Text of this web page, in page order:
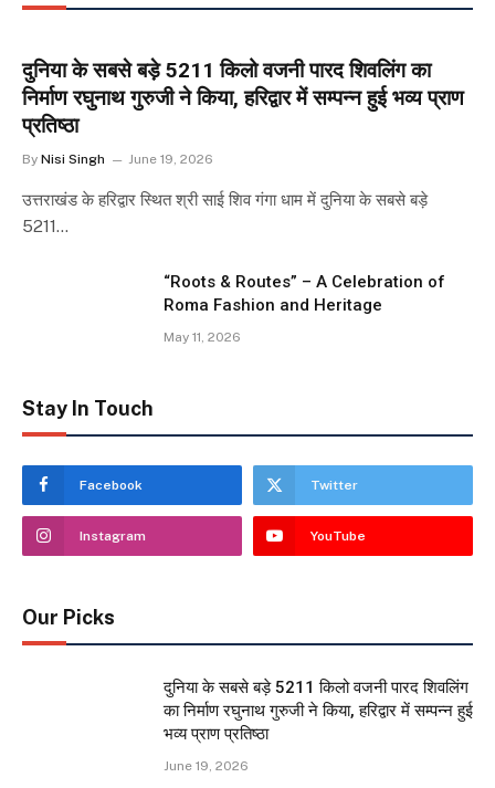
दुनिया के सबसे बड़े 5211 किलो वजनी पारद शिवलिंग का
निर्माण रघुनाथ गुरुजी ने किया, हरिद्वार में सम्पन्न हुई भव्य प्राण
प्रतिष्ठा
By Nisi Singh June 19, 2026
उत्तराखंड के हरिद्वार स्थित श्री साई शिव गंगा धाम में दुनिया के सबसे बड़े
5211…
“Roots & Routes” – A Celebration of
Roma Fashion and Heritage
May 11, 2026
Stay In Touch
Facebook Twitter
Instagram YouTube
Our Picks
दुनिया के सबसे बड़े 5211 किलो वजनी पारद शिवलिंग
का निर्माण रघुनाथ गुरुजी ने किया, हरिद्वार में सम्पन्न हुई
भव्य प्राण प्रतिष्ठा
June 19, 2026